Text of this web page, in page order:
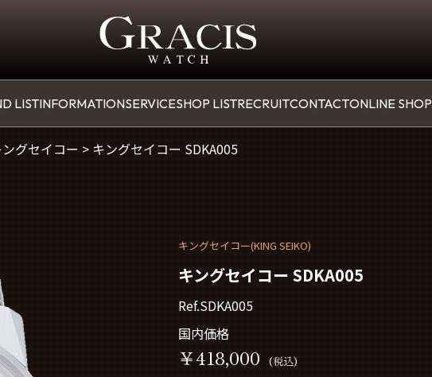
LISTINFORMATIONSERVICESHOP LISTRECRUITCONTACTONLINE SHOP
グセイコー > キングセイコー SDKA005
キングセイコー(KING SEIKO)
キングセイコー SDKA005
Ref.SDKA005
国内価格
￥418,000 (税込)